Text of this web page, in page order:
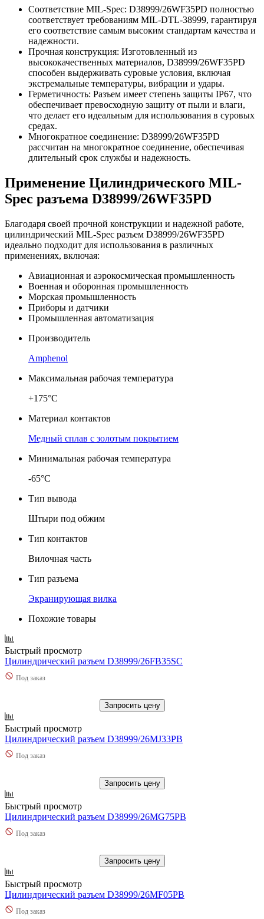
Соответствие MIL-Spec: D38999/26WF35PD полностью
соответствует требованиям MIL-DTL-38999, гарантируя
его соответствие самым высоким стандартам качества и
надежности.
Прочная конструкция: Изготовленный из
высококачественных материалов, D38999/26WF35PD
способен выдерживать суровые условия, включая
экстремальные температуры, вибрации и удары.
Герметичность: Разъем имеет степень защиты IP67, что
обеспечивает превосходную защиту от пыли и влаги,
что делает его идеальным для использования в суровых
средах.
Многократное соединение: D38999/26WF35PD
рассчитан на многократное соединение, обеспечивая
длительный срок службы и надежность.
Применение Цилиндрического MIL-
Spec разъема D38999/26WF35PD
Благодаря своей прочной конструкции и надежной работе,
цилиндрический MIL-Spec разъем D38999/26WF35PD
идеально подходит для использования в различных
применениях, включая:
Авиационная и аэрокосмическая промышленность
Военная и оборонная промышленность
Морская промышленность
Приборы и датчики
Промышленная автоматизация
Производитель
Amphenol
Максимальная рабочая температура
+175°C
Материал контактов
Медный сплав с золотым покрытием
Минимальная рабочая температура
-65°C
Тип вывода
Штыри под обжим
Тип контактов
Вилочная часть
Тип разъема
Экранирующая вилка
Похожие товары
Быстрый просмотр
Цилиндрический разъем D38999/26FB35SC
Под заказ
Запросить цену
Быстрый просмотр
Цилиндрический разъем D38999/26MJ33PB
Под заказ
Запросить цену
Быстрый просмотр
Цилиндрический разъем D38999/26MG75PB
Под заказ
Запросить цену
Быстрый просмотр
Цилиндрический разъем D38999/26MF05PB
Под заказ